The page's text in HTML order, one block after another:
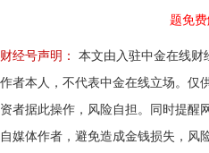
题免
财经号声明：
本文由入驻中金在线财
作者本人，不代表中金在线立场。仅
资者据此操作，风险自担。同时提醒
自媒体作者，避免造成金钱损失，风